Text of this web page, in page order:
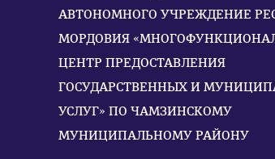
АВТОНОМНОГО УЧРЕЖДЕНИЕ
МОРДОВИЯ
ЦЕНТР ПРЕДОСТАВЛЕНИЯ
ГОСУДАРСТВЕННЫХ И
УСЛУГ» ПО ЧАМЗИНСКОМУ
МУНИЦИПАЛЬНОМУ РАЙОНУ